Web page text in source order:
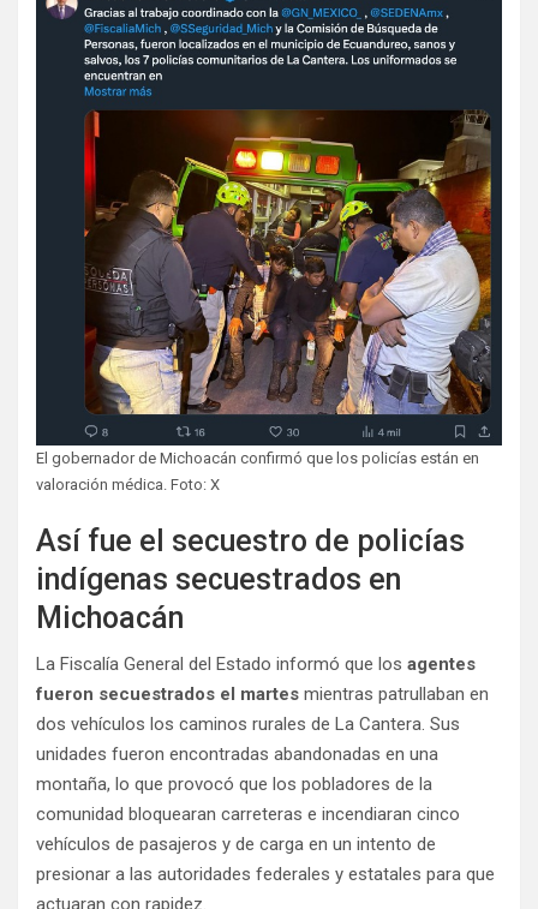
El gobernador de Michoacán confirmó que los policías están en
valoración médica. Foto: X
Así fue el secuestro de policías
indígenas secuestrados en
Michoacán
La Fiscalía General del Estado informó que los agentes
fueron secuestrados el martes mientras patrullaban en
dos vehículos los caminos rurales de La Cantera. Sus
unidades fueron encontradas abandonadas en una
montaña, lo que provocó que los pobladores de la
comunidad bloquearan carreteras e incendiaran cinco
vehículos de pasajeros y de carga en un intento de
presionar a las autoridades federales y estatales para que